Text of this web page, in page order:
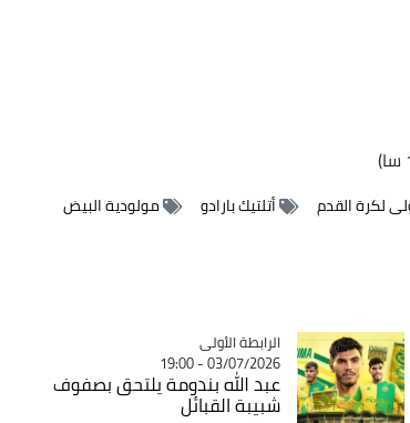
لكرة القدم أتلتيك بارادو
مولودية البيض
Catégorie
الرابطة الأولى
03/07/2026 - 19:00
عبد الله بندومة يلتحق بصفوف
شبيبة القبائل